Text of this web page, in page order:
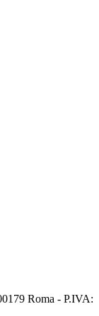
Roma - P.IVA: